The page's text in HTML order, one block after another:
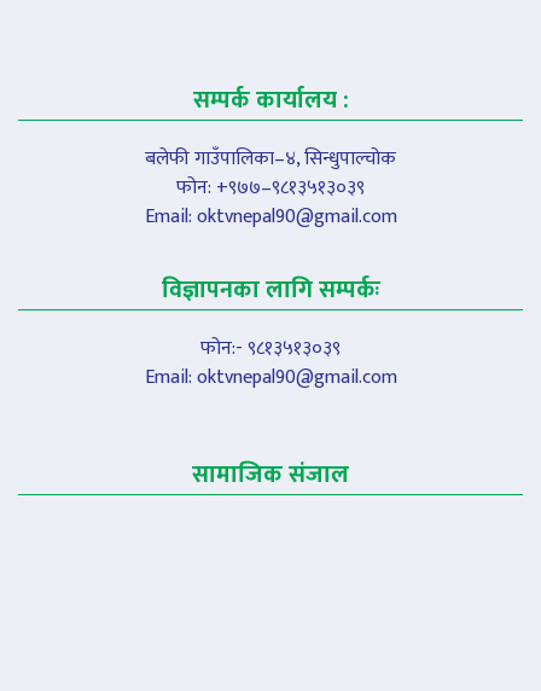
सम्पर्क कार्यालय :
बलेफी गाउँपालिका–४, सिन्धुपाल्चोक
फोन: +९७७–९८१३५१३०३९
Email:oktvnepal90@gmail.com
विज्ञापनका लागि सम्पर्कः
फोन:- ९८१३५१३०३९
Email:oktvnepal90@gmail.com
सामाजिक संजाल